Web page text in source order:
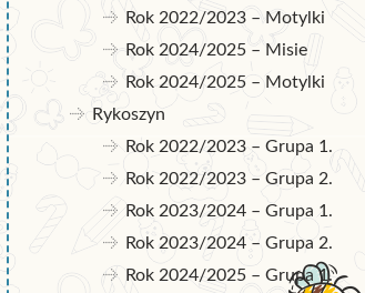
Rok 2022/2023 – Motylki
Rok 2024/2025 – Misie
Rok 2024/2025 – Motylki
Rykoszyn
Rok 2022/2023 – Grupa 1.
Rok 2022/2023 – Grupa 2.
Rok 2023/2024 – Grupa 1.
Rok 2023/2024 – Grupa 2.
Rok 2024/2025 – Grupa 1.